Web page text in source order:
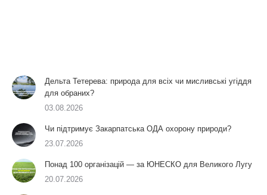
Дельта Тетерева: природа для всіх чи мисливські угіддя
для обраних?
03.08.2026
Чи підтримує Закарпатська ОДА охорону природи?
23.07.2026
Понад 100 організацій — за ЮНЕСКО для Великого Лугу
20.07.2026